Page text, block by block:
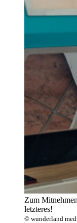
Zum
letzteres!
© wunderland